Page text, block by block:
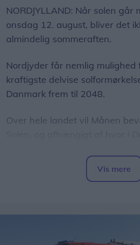
NORDJYLLAND: Når solen går
onsdag 12. august, bliver det
almindelig sommeraften.
Nordjyder får nemlig mulighed
kraftigste delvise
Danmark frem til 2048.
Over hele landet vil Månen
Formørkelsen topper omkring
Vis mere